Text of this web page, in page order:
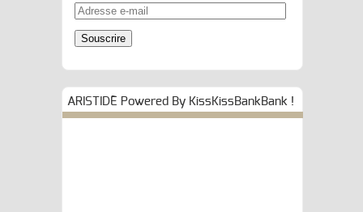
Adresse
e-
mail
Souscrire
ARISTIDE Powered By KissKissBankBank !